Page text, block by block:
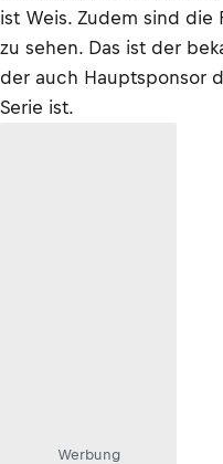
ist Weis. Zudem sind die
zu sehen. Das ist der
der auch Hauptsponsor
Serie ist.
Werbung